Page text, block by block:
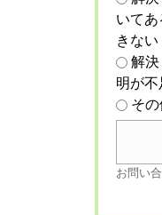
いて
きない
解
明が
そ
お問い